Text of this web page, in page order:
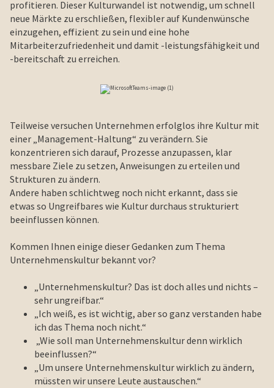
profitieren. Dieser Kulturwandel ist notwendig, um schnell
neue Märkte zu erschließen, flexibler auf Kundenwünsche
einzugehen, effizient zu sein und eine hohe
Mitarbeiterzufriedenheit und damit -leistungsfähigkeit und
-bereitschaft zu erreichen.
Teilweise versuchen Unternehmen erfolglos ihre Kultur mit
einer „Management-Haltung“ zu verändern. Sie
konzentrieren sich darauf, Prozesse anzupassen, klar
messbare Ziele zu setzen, Anweisungen zu erteilen und
Strukturen zu ändern.
Andere haben schlichtweg noch nicht erkannt, dass sie
etwas so Ungreifbares wie Kultur durchaus strukturiert
beeinflussen können.
Kommen Ihnen einige dieser Gedanken zum Thema
Unternehmenskultur bekannt vor?
„Unternehmenskultur? Das ist doch alles und nichts –
sehr ungreifbar.“
„Ich weiß, es ist wichtig, aber so ganz verstanden habe
ich das Thema noch nicht.“
„Wie soll man Unternehmenskultur denn wirklich
beeinflussen?“
„Um unsere Unternehmenskultur wirklich zu ändern,
müssten wir unsere Leute austauschen.“